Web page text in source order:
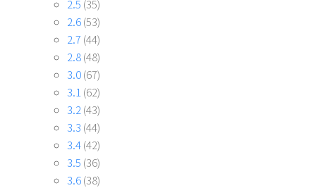
2.5 (35)
2.6(53)
2.7 (44)
2.8(48)
3.0(67)
3.1 (62)
3.2 (43)
3.3 (44)
3.4(42)
3.5 (36)
3.6(38)